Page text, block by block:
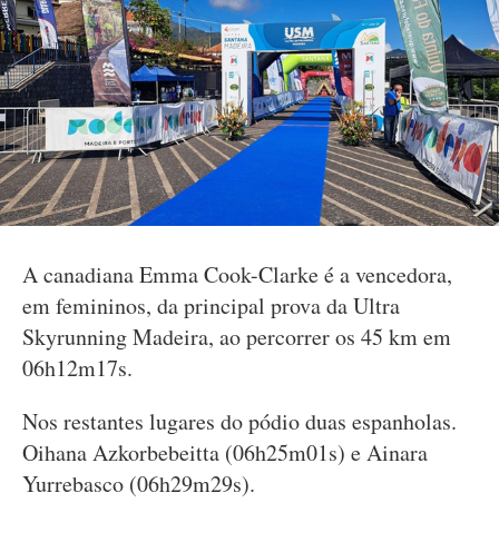
A canadiana Emma Cook-Clarke é a vencedora,
em femininos, da principal prova da Ultra
Skyrunning Madeira, ao percorrer os 45 km em
06h12m17s.
Nos restantes lugares do pódio duas espanholas.
Oihana Azkorbebeitta (06h25m01s) e Ainara
Yurrebasco (06h29m29s).